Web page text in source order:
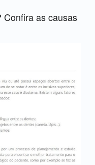
as causas